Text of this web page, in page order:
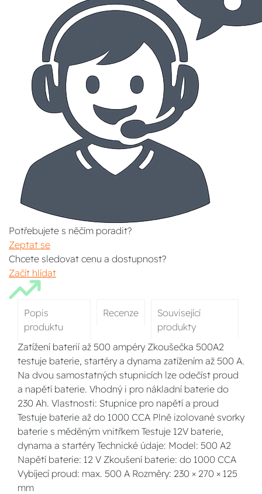
Potřebujete s něčím poradit?
Zeptat se
Chcete sledovat cenu a dostupnost?
Začít hlídat
Popis
produktu
Recenze
Související
produkty
Zatížení baterií až 500 ampéry Zkoušečka 500A2
testuje baterie, startéry a dynama zatížením až 500 A.
Na dvou samostatných stupnicích lze odečíst proud
a napětí baterie. Vhodný i pro nákladní baterie do
230 Ah. Vlastnosti: Stupnice pro napětí a proud
Testuje baterie až do 1000 CCA Plně izolované svorky
baterie s měděným vnitřkem Testuje 12V baterie,
dynama a startéry Technické údaje: Model: 500 A2
Napětí baterie: 12 V Zkoušení baterie: do 1000 CCA
Vybíjecí proud: max. 500 A Rozměry: 230 × 270 × 125
mm